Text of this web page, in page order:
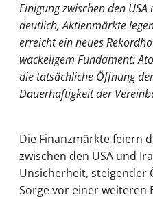
Einigung zwischen den
deutlich, Aktienmärkte
erreicht ein neues
wackeligem Fundament:
die tatsächliche Öffnung
Dauerhaftigkeit der
Die Finanzmärkte feiern
zwischen den USA und
Unsicherheit, steigender
Sorge vor einer weiteren